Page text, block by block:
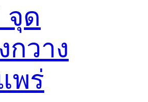
จุด
กวาง
พร่